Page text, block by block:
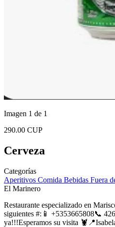
Imagen 1 de 1
290.00 CUP
Cerveza
Categorías
Aperitivos Comida Bebidas Fuera
El Marinero
Restaurante especializado en
siguientes #:📱 +5353665808📞
ya!!!Esperamos su visita